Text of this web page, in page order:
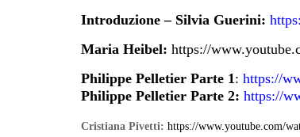
Introduzione – Silvia Guerini:
Maria Heibel: https://
Philippe Pelletier Parte 1: https://
Philippe Pelletier Parte 2: https://
Cristiana Pivetti: https://www.youtube.com/